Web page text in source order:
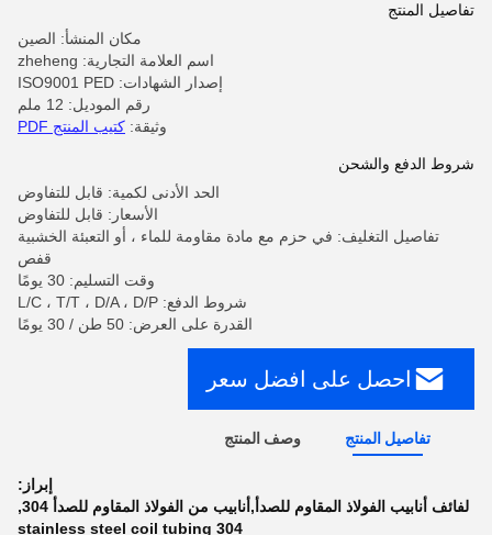
تفاصيل المنتج
مكان المنشأ: الصين
اسم العلامة التجارية: zheheng
إصدار الشهادات: ISO9001 PED
رقم الموديل: 12 ملم
وثيقة: كتيب المنتج PDF
شروط الدفع والشحن
الحد الأدنى لكمية: قابل للتفاوض
الأسعار: قابل للتفاوض
تفاصيل التغليف: في حزم مع مادة مقاومة للماء ، أو التعبئة الخشبية
قفص
وقت التسليم: 30 يومًا
شروط الدفع: L/C ، T/T ، D/A ، D/P
القدرة على العرض: 50 طن / 30 يومًا
احصل على افضل سعر
تفاصيل المنتج وصف المنتج
إبراز:
لفائف أنابيب الفولاذ المقاوم للصدأ,أنابيب من الفولاذ المقاوم للصدأ 304
,
304 stainless steel coil tubing